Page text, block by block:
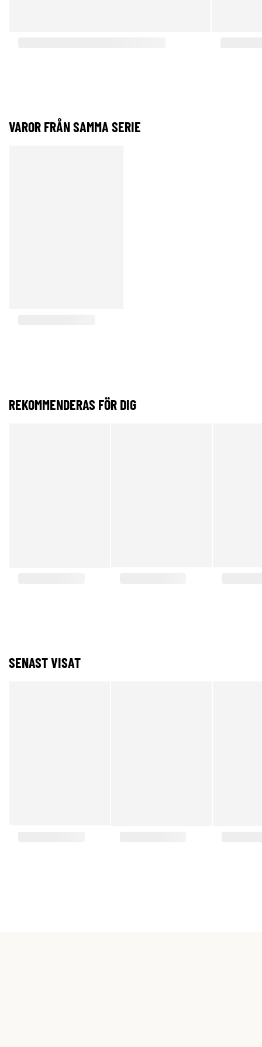
VAROR FRÅN SAMMA SERIE
REKOMMENDERAS FÖR DIG
SENAST VISAT